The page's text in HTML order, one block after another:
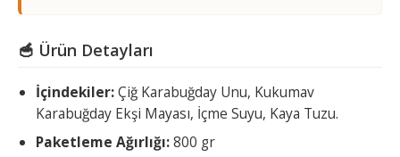
🥣 Ürün Detayları
İçindekiler:Çiğ Karabuğday Unu, Kukumav
Karabuğday Ekşi Mayası, İçme Suyu, Kaya Tuzu.
Paketleme Ağırlığı:800 gr